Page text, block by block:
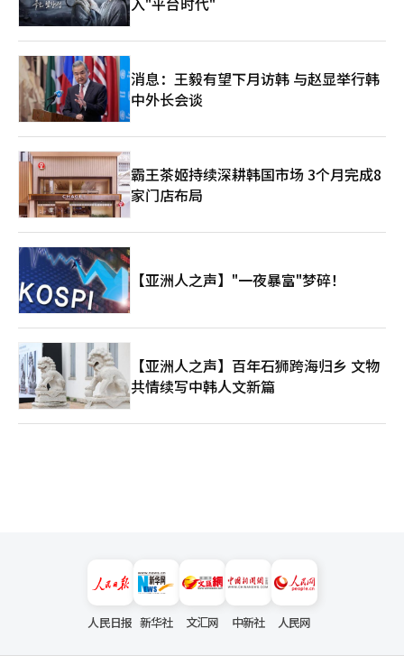
素，“是对过去渴望的部分解渴”，与‘ARIRANG’概念精妙结
活，既坚韧又抒情。品牌正准备包括与迪士尼合作、运动服、东方
未来主义系列、纽约旗舰店等新扩展。纽约店不仅是时尚空间，还
计划与韩国艺术家合作，成为艺术空间。宋志奥不仅是制作衣服的
品牌，更是一种态度的呈现。耐心胜于急躁，克制胜于过度，身份
胜于潮流。在光化门，那衣服不仅是舞台服装。而是在人身上完成
的一个叙事。
消息：王毅有望下月访韩 与赵显举行韩
中外长会谈
霸王茶姬持续深耕韩国市场 3个月完成8
家门店布局
【亚洲人之声】"一夜暴富"梦碎！
【亚洲人之声】百年石狮跨海归乡 文物
共情续写中韩人文新篇
人民日报 新华社 文汇网 中新社 人民网